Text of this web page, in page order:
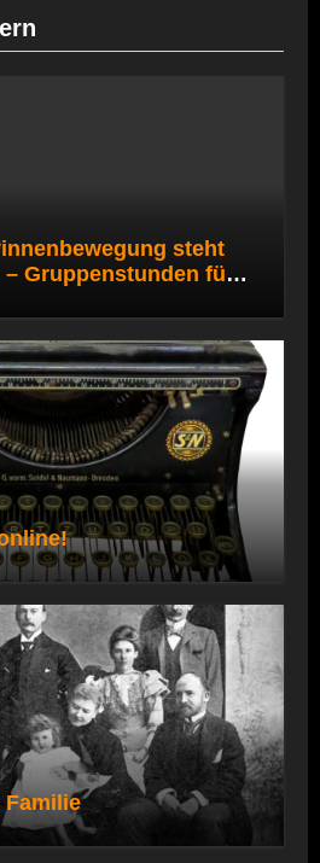
steht
Gruppenstunden für
Familie